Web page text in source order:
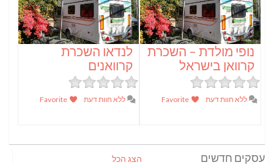
נופי מולדת – השכרת
קרוואן בישראל
ללא חוות דעת
לנדאו השכרת
קרוואנים
ללא חוות דעת
עסקים חדשים הצג הכל